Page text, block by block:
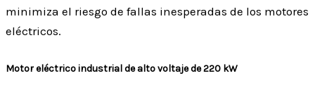
minimiza el riesgo de fallas inesperadas de los motores
eléctricos.
Motor eléctrico industrial de alto voltaje de 220 kW